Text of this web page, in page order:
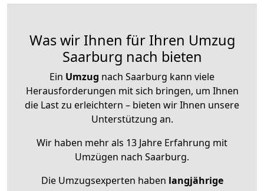
Was wir Ihnen für Ihren Umzug
Saarburg nach bieten
Ein Umzug nach Saarburg kann viele
Herausforderungen mit sich bringen, um Ihnen
die Last zu erleichtern – bieten wir Ihnen unsere
Unterstützung an.
Wir haben mehr als 13 Jahre Erfahrung mit
Umzügen nach Saarburg.
Die Umzugsexperten haben langjährige